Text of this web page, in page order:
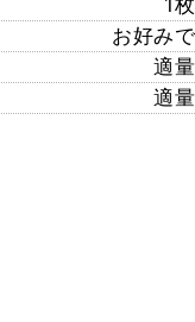
1枚
お好みで
適量
適量